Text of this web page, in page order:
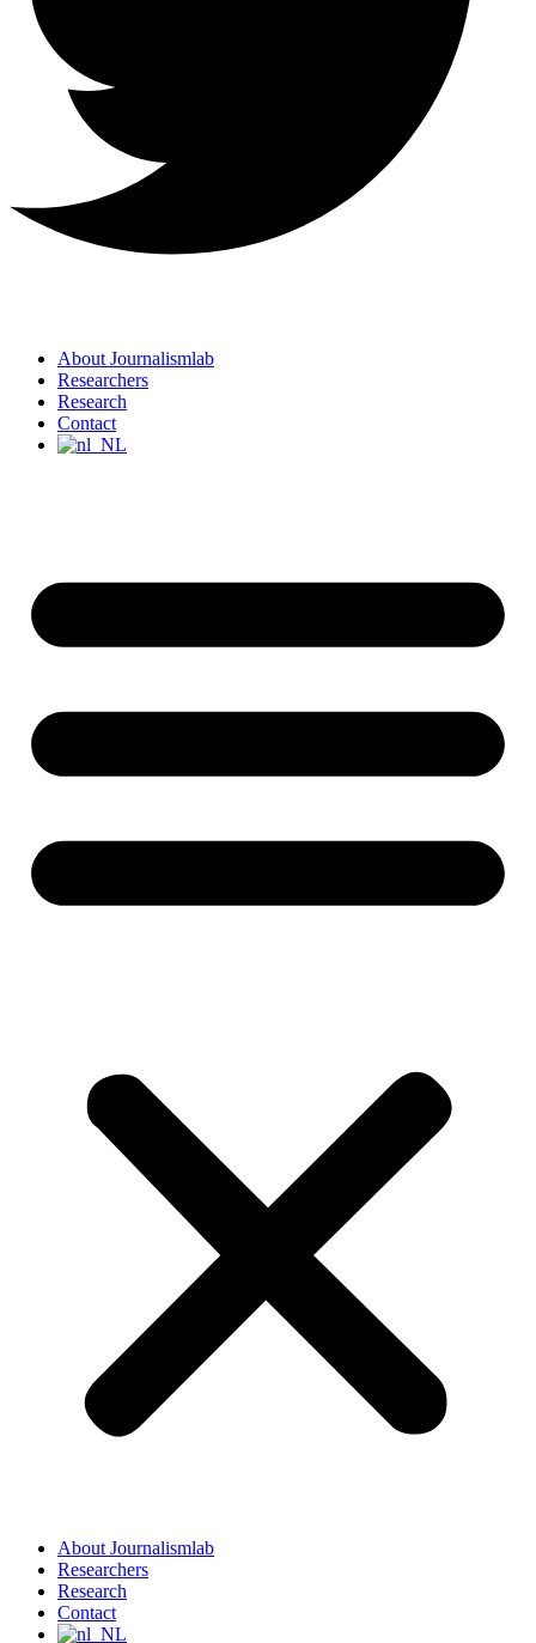
About Journalismlab
Researchers
Research
Contact
About Journalismlab
Researchers
Research
Contact